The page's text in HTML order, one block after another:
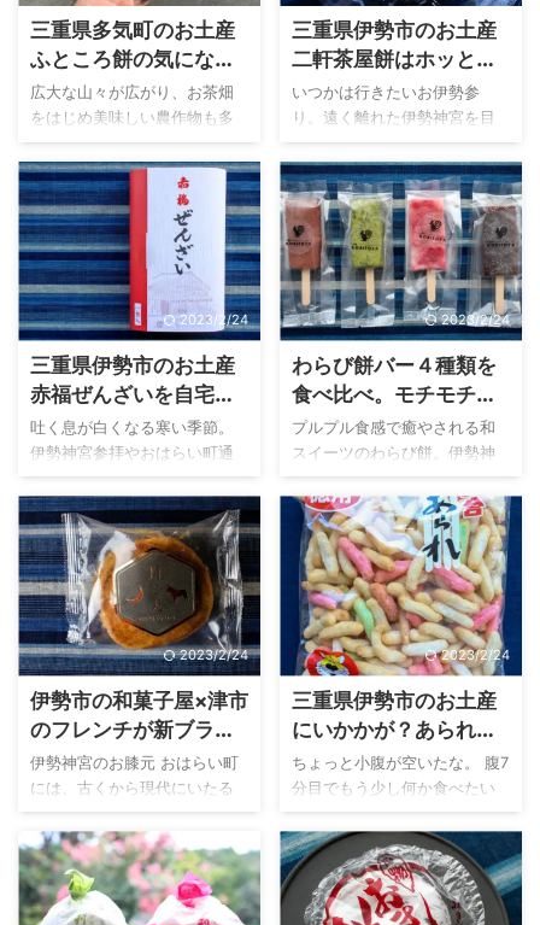
ことがないお餅があります。
なぜ、名物餅なのに食べたこ
とがない人が多いの？と疑問
の答えは・・・日持ちが当日
限りだから。 今回は、お店の
行かなきゃもったいない、多
気町相可の長新さんが作る伊
勢相可名物「まつかさ餅」を
ご紹介します ...
を連想させる鳥羽らしい和菓
子、梅の家さんの「しおさい
餅」のご紹介です。 こんな人
におすすめ ご当地なお餅が好
きな人 伊勢志摩が好き、海が
名物餅をお土産にしたい人 梅
の家本店 しおさい餅 商品情報
しおさい餅と合わせて、 ...
三重県多気町のお土産
ふところ餅の気になる
名前の由来は？
広大な山々が広がり、お茶畑
をはじめ美味しい農作物も多
い三重県多気町。 丹生大師で
有名な多気町丹生のお立ち寄
りスポット「ふれあいの館」
には、気になる特産物やお土
産ものが揃っています。 さ
て、今回も何か物色していこ
うとお餅のコーナーを覗いて
みると、気になるお餅を発
見！ そのお餅の名は「ふとこ
ろもち」。 気になったら即購
入＆聞いてみる精神で、お店
の方にレジで聞いてみまし
た。今回はそんな多気町で見
ろもち」をご紹介していきま
す。 こんな人におすすめ 多気
町のコアなご当地土産を探し
ている人 ...
三重県伊勢市のお土産
二軒茶屋餅はホッと落
ち着くもてなしの名物
餅
いつかは行きたいお伊勢参
り。遠く離れた伊勢神宮を目
指す旅人たちと縁ある、三重
県の文化のひとつに「お餅」
があります。 主に三重県内の
本街道沿いで数多くの名物餅
が、今も点在しています。そ
の中でも伊勢神宮のお膝元、
伊勢市では名物餅が盛りだく
さん。 今回は、海を越えて疲
れ果てていたであろう旅人を
もてなしてきた伊勢名物餅
「二軒茶屋餅」をご紹介しま
す。 二軒茶屋の歴史を知り、
旅人たちのことを考えながら
るだけでは味わえない美味し
さを体験できますよ。 こんな
人におすすめ お餅が好き、特
にきなこ餅 ...
2023/2/24
三重県伊勢市のお土産
赤福ぜんざいを自宅で
いただける幸せ。冬季
限定。
吐く息が白くなる寒い季節。
伊勢神宮参拝やおはらい町通
りにおかげ横丁散策へ出かけ
た時、食べたくなるホッと温
まる冬の定番といえば？ 甘く
てトロッとしていて、梅干し
や昆布と温かいほうじ茶
と・・・・ もうおわかりです
ね。そう、伊勢の老舗餅屋 赤
福さんの「赤福ぜんざい」で
す。 ２０２０年１２月、そん
な赤福ぜんざいが何とお持ち
帰りできるようになるという
知らせが飛び込んできまし
た。新型コロナウイルスの影
れない方が自宅で味わってい
ただけるように、そんな思い
が詰まった特別な商品。 今回
はお持ち帰り ...
2023/2/24
わらび餅バー４種類を
食べ比べ。モチモチ新
食感の伊勢スイーツア
イスをご紹介。
プルプル食感で癒やされる和
スイーツのわらび餅。伊勢神
宮内宮やおかげ横丁で有名な
三重県伊勢市には、わらび餅
専門の伊勢古仁屋(いせこびと
や)さんが製造する伊勢わらび
餅があります。 お土産にオス
スメな箱タイプの伊勢わらび
餅や伊勢のカフェとのコラボ
わらび餅ドリンクなどなど。
まさに今、伊勢でわらび餅旋
風が巻き起こっています。 そ
んな伊勢古仁屋さんが2020年
夏、えっ一体どんな味なの？
と気になる新商品を発売され
食感なわらび餅バーです。本
記事では伊勢わらび餅アイス
全種類(2020年8月時点 ...
2023/2/24
伊勢市の和菓子屋×津市
のフレンチが新ブラン
ド発表!第1弾 無花果の
どらエピスを発売
伊勢神宮のお膝元 おはらい町
には、古くから現代にいたる
までお伊勢参りに訪れる参拝
客をもてなし続ける和菓子店
が多くあります。 藤屋窓月堂
ふじやそうげつどうさんはお
はらい町通りにある老舗和菓
2023/2/24
三重県伊勢市のお土産
にいかかが？あられ茶
漬けに・・三國屋の田
舎あられ
ちょっと小腹が空いたな。 腹7
分目でもう少し何か食べたい
な。 そんな時に三重県のご家
庭で常備されている田舎あら
れという米菓子があるのを、
あなたはご存知ですか？ も
し、あなたの回りに三重県人